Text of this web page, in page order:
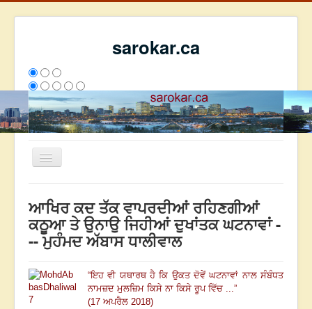
sarokar.ca
Toggle
ਰਚਨਾਵਾਂ
ਸਰੋਕਾਰ ਦੇ ਲੇਖਕ
We have 201 guests and no members online
2794318
ਅੱਜ1496
ਆਖਿਰ ਕਦ ਤੱਕ ਵਾਪਰਦੀਆਂ ਰਹਿਣਗੀਆਂ
ਕਠੂਆ ਤੇ ਉਨਾਉ ਜਿਹੀਆਂ ਦੁਖਾਂਤਕ ਘਟਨਾਵਾਂ -
-- ਮੁਹੰਮਦ ਅੱਬਾਸ ਧਾਲੀਵਾਲ
“ਇਹ ਵੀ ਯਥਾਰਥ ਹੈ ਕਿ ਉਕਤ ਦੋਵੇਂ ਘਟਨਾਵਾਂ ਨਾਲ ਸੰਬੰਧਤ
ਨਾਮਜ਼ਦ ਮੁਲਜ਼ਿਮ ਕਿਸੇ ਨਾ ਕਿਸੇ ਰੂਪ ਵਿੱਚ ...”
(17 ਅਪਰੈਲ 2018)